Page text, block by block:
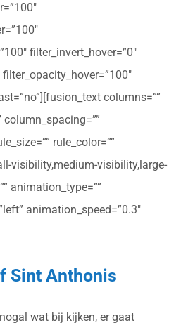
filter_invert_hover=”0″
columns=””
rule_color=””
visibility,medium-visibility,large-
animation_type=””
animation_speed=”0.3″
Sint Anthonis
wat bij kijken, er gaat